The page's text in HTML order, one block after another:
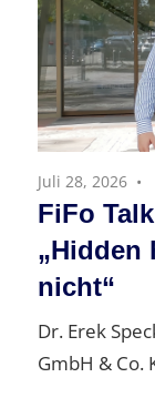
Juli 28, 2026
FiFo
„Hidden
nicht“
Dr. Erek
GmbH & Co.